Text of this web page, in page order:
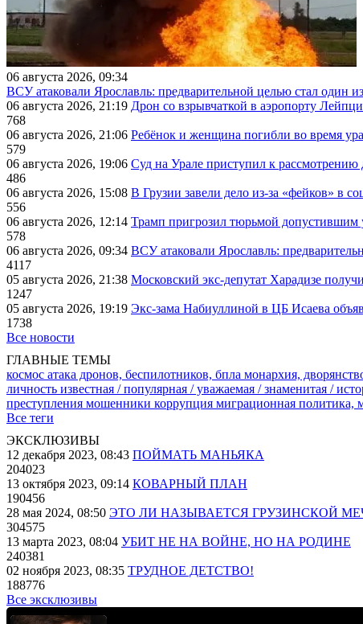
06 августа 2026, 09:34
ВСУ атаковали Ярославль: предварительной целью стал один
06 августа 2026, 21:19 Дрон со взрывчаткой в аэропорту
768
06 августа 2026, 21:06 Ребёнок и женщина погибли во время
579
06 августа 2026, 19:06 Суд на Урале приступил к
486
06 августа 2026, 15:08 В Грузии завели дело из-за «фейков» в
556
06 августа 2026, 12:14 Трамп пригрозил тюрьмой
578
06 августа 2026, 09:34 ВСУ атаковали Ярославль:
4117
05 августа 2026, 21:38 Московский экс-депутат Харадизе
1247
05 августа 2026, 19:19 Экс-зама Набиуллиной в ЦБ Исаева
1738
Все новости
ГЛАВНЫЕ ТЕМЫ
космос атака дронов, беспилотников, бпла монархия,
личность известная / популярная / уважаемая / знаменитая /
преступления мошенники коррупция миграционная политика,
Все теги
ЭКСКЛЮЗИВЫ
12 декабря 2023, 08:43 ПОЙМАТЬ МАНЬЯКА
204023
13 октября 2023, 09:14 КОВАРНЫЙ ПЛАН
190456
28 мая 2024, 08:50 ЭТО ЛИ НАЗЫВАЕТСЯ ГРУЗИНСКОЙ
304575
13 марта 2023, 08:04 УБИТ НЕ НА ВОЙНЕ, НО НА РОДИНЕ
240381
02 ноября 2023, 08:35 ТРУДНОЕ ДЕТСТВО!
188776
Все эксклюзивы